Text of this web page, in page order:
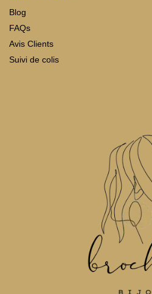
Blog
FAQs
Avis Clients
Suivi de colis